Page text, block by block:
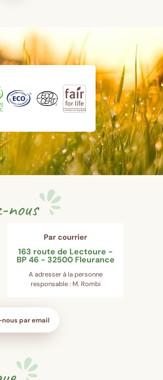
nous
Par courrier
163 route de Lectoure -
BP 46 - 32500 Fleurance
A adresser à la personne
responsable : M. Rombi
nous par email